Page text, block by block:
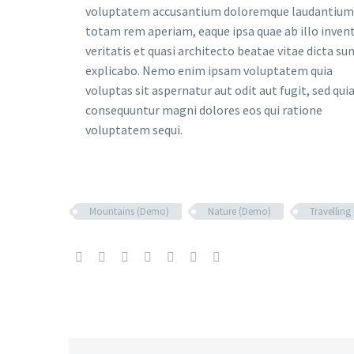
voluptatem accusantium doloremque
totam rem aperiam, eaque ipsa quae ab illo
veritatis et quasi architecto beatae vitae dicta
explicabo. Nemo enim ipsam voluptatem quia
voluptas sit aspernatur aut odit aut fugit, sed quia
consequuntur magni dolores eos qui ratione
voluptatem sequi.
Mountains (Demo) Nature (Demo) Travelling